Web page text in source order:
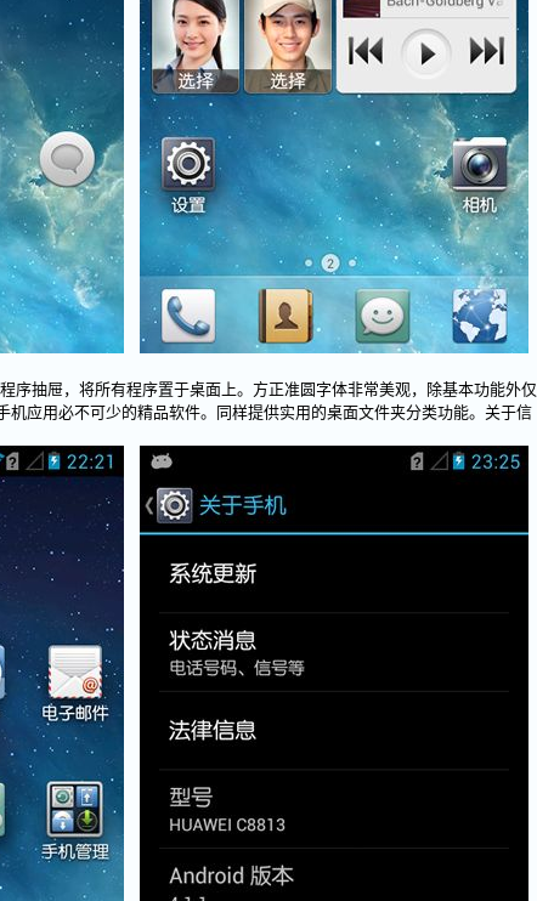
抽屉，将所有程序置于桌面上。方正准圆字体非常美观，除基本功能外仅
机应用必不可少的精品软件。同样提供实用的桌面文件夹分类功能。关于信